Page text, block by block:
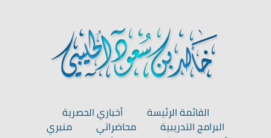
القائمة الرئيسة
أخباري الحصرية
البرامج التدريبية
محاضراتي
منبري